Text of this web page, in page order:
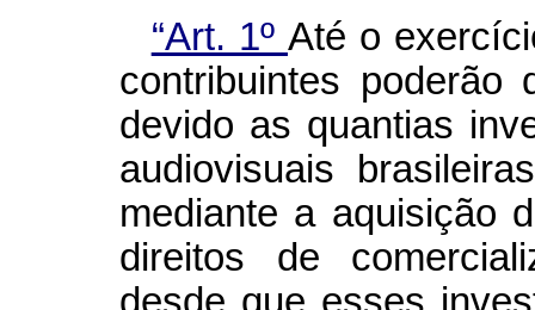
“Art. 1º Até o
contribuintes poderão
devido as quantias
audiovisuais
mediante a aquisição
direitos de